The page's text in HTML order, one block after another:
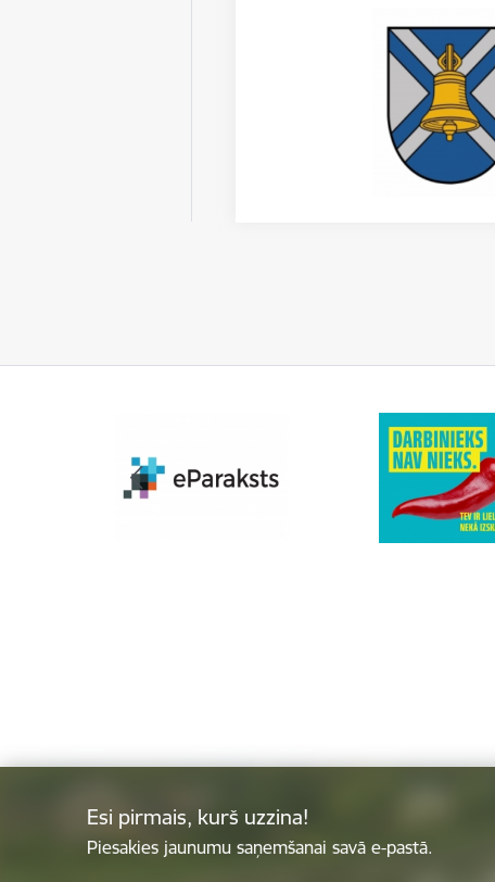
Esi pirmais, kurš uzzina!
Piesakies jaunumu saņemšanai savā e-pastā.